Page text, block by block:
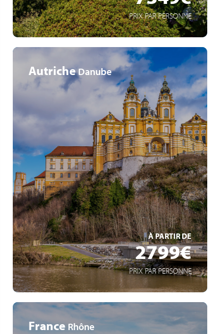
PRIX PAR PERSONNE
Autriche Danube
À PARTIR DE
2799€
PRIX PAR PERSONNE
La Puszta, au cœur des steppes sauvages de Hongrie
Budapest, capitale hongroise trépidante entre
prospérité passée et modernisme
Soirée folklorique à Budapest, danses et costumes
typiques de Hongrie
EN SAVOIR +
France Rhône